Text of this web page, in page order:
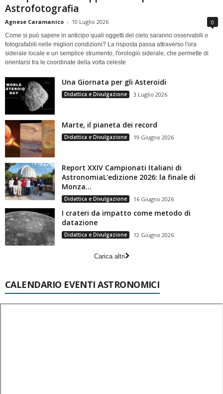
Astrofotografia
Agnese Caramanico - 10 Luglio 2026 0
Come si può sapere in anticipo quali oggetti del cielo saranno osservabili o
fotografabili nelle migliori condizioni? La risposta passa attraverso l'ora
siderale locale e un semplice strumento, l'orologio siderale, che permette di
orientarsi tra le coordinate della volta celeste
Una Giornata per gli Asteroidi
Didattica e Divulgazione 3 Luglio 2026
Marte, il pianeta dei record
Didattica e Divulgazione 19 Giugno 2026
Report XXIV Campionati Italiani di
AstronomiaL'edizione 2026: la finale di
Monza...
Didattica e Divulgazione 16 Giugno 2026
I crateri da impatto come metodo di
datazione
Didattica e Divulgazione 12 Giugno 2026
Carica altri
CALENDARIO EVENTI ASTRONOMICI